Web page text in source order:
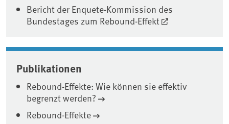
Bericht der Enquete-Kommission des
Bundestages zum Rebound-Effekt
Publikationen
Rebound-Effekte: Wie können sie effektiv
begrenzt werden?
Rebound-Effekte